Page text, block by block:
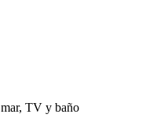
TV y baño